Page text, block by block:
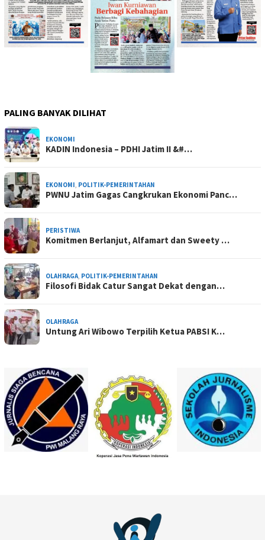
PALING BANYAK DILIHAT
EKONOMI
KADIN Indonesia – PDHI Jatim II &#…
EKONOMI, POLITIK-PEMERINTAHAN
PWNU Jatim Gagas Cangkrukan Ekonomi Panc…
PERISTIWA
Komitmen Berlanjut, Alfamart dan Sweety …
OLAHRAGA, POLITIK-PEMERINTAHAN
Filosofi Bidak Catur Sangat Dekat dengan…
OLAHRAGA
Untung Ari Wibowo Terpilih Ketua PABSI K…